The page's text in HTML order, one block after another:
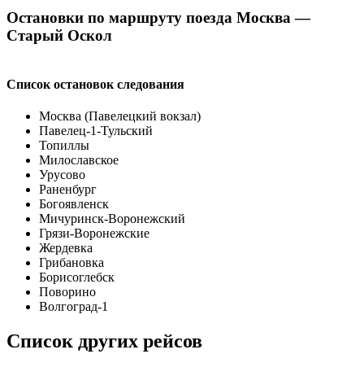
Остановки по маршруту поезда Москва —
Старый Оскол
Список остановок следования
Москва (Павелецкий вокзал)
Павелец-1-Тульский
Топиллы
Милославское
Урусово
Раненбург
Богоявленск
Мичуринск-Воронежский
Грязи-Воронежские
Жердевка
Грибановка
Борисоглебск
Поворино
Волгоград-1
Список других рейсов